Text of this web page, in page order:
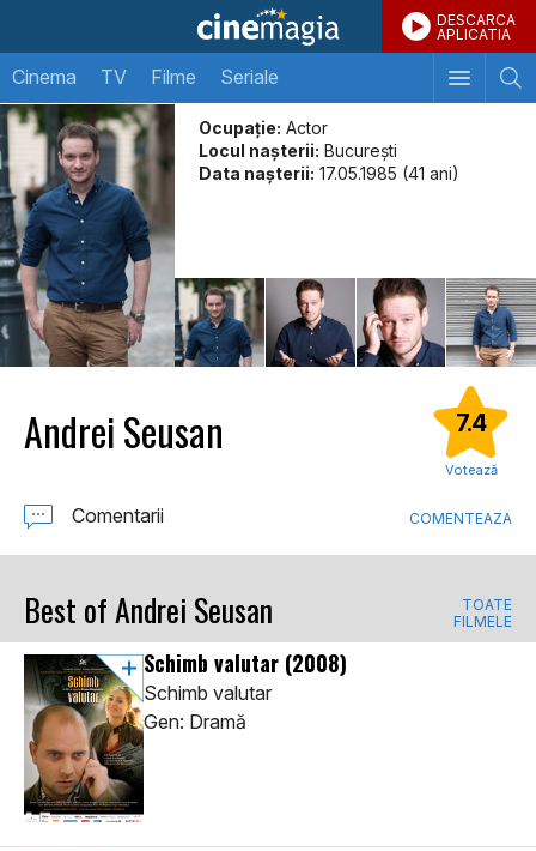
DESCARCA
APLICATIA
Cinema TV Filme Seriale
Ocupație: Actor
Locul naşterii: Bucureşti
Data naşterii: 17.05.1985 (41 ani)
Andrei Seusan 7.4
Votează
Comentarii COMENTEAZA
Best of Andrei Seusan
TOATE
FILMELE
Schimb valutar (2008)
Schimb valutar
Gen: Dramă